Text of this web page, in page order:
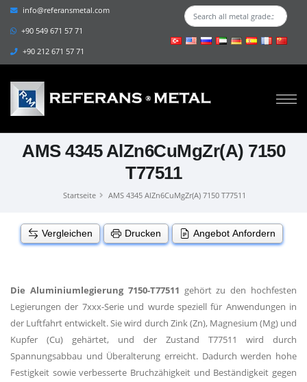
info@referansmetal.com
+90 549 671 57 71
+90 212 671 57 71
AMS 4345 AlZn6CuMgZr(A) 7150
T77511
Startseite AMS 4345 AlZn6CuMgZr(A) 7150 T77511
Vergleichen Drucken Angebot Anfordern
Die Aluminiumlegierung 7150-T77511 gehört zu den hochfesten
Legierungen der 7xxx-Serie und wurde speziell für Anwendungen in
der Luftfahrt entwickelt. Sie wird durch Zink (Zn), Magnesium (Mg) und
Kupfer (Cu) gehärtet, und der Zustand T77511 wird durch
Spannungsabbau und Überalterung erreicht. Dadurch werden hohe
Festigkeit sowie verbesserte Bruchzähigkeit und Beständigkeit gegen